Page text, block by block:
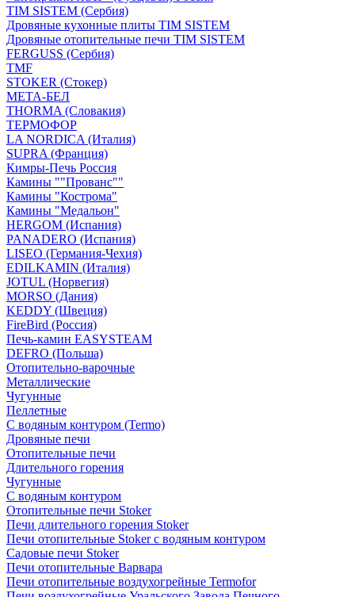
TIM SISTEM (Сербия)
Дровяные кухонные плиты TIM SISTEM
Дровяные отопительные печи TIM SISTEM
FERGUSS (Сербия)
TMF
STOKER (Стокер)
МЕТА-БЕЛ
THORMA (Словакия)
ТЕРМОФОР
LA NORDICA (Италия)
SUPRA (Франция)
Кимры-Печь Россия
Камины ""Прованс""
Камины "Кострома"
Камины "Медальон"
HERGOM (Испания)
PANADERO (Испания)
LISEO (Германия-Чехия)
EDILKAMIN (Италия)
JOTUL (Норвегия)
MORSO (Дания)
KEDDY (Швеция)
FireBird (Россия)
Печь-камин EASYSTEAM
DEFRO (Польша)
Отопительно-варочные
Металлические
Чугунные
Пеллетные
С водяным контуром (Termo)
Дровяные печи
Отопительные печи
Длительного горения
Чугунные
C водяным контуром
Отопительные печи Stoker
Печи длительного горения Stoker
Печи отопительные Stoker с водяным контуром
Садовые печи Stoker
Печи отопительные Варвара
Печи отопительные воздухогрейные Termofor